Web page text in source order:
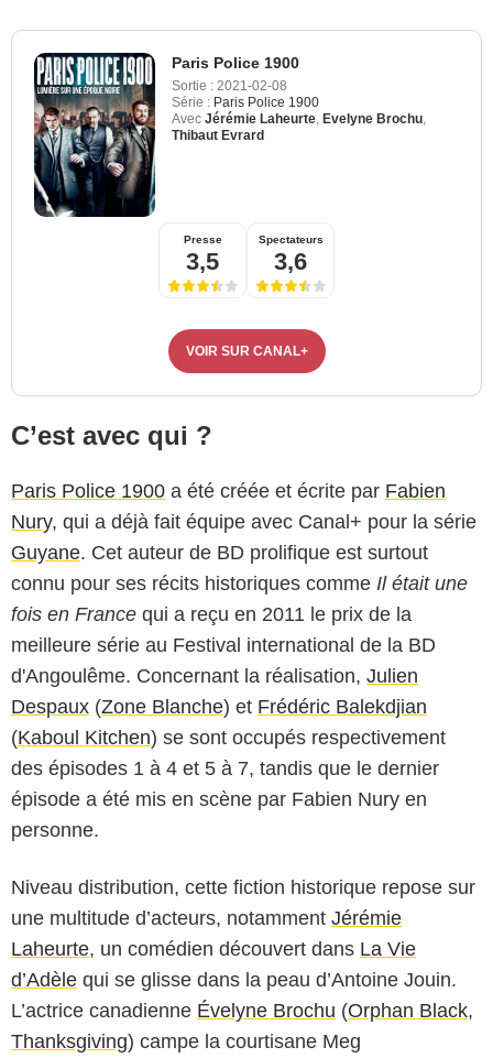
Paris Police 1900
Sortie : 2021-02-08
Série : Paris Police 1900
Avec Jérémie Laheurte Evelyne Brochu
Thibaut Evrard
Presse
3,5
Spectateurs
3,6
VOIR SUR CANAL+
C’est avec qui ?
Paris Police 1900 a été créée et écrite par Fabien
Nury, qui a déjà fait équipe avec Canal+ pour la série
Guyane. Cet auteur de BD prolifique est surtout
connu pour ses récits historiques comme Il était une
fois en France qui a reçu en 2011 le prix de la
meilleure série au Festival international de la BD
d'Angoulême. Concernant la réalisation, Julien
Despaux (Zone Blanche) et Frédéric Balekdjian
(Kaboul Kitchen) se sont occupés respectivement
des épisodes 1 à 4 et 5 à 7, tandis que le dernier
épisode a été mis en scène par Fabien Nury en
personne.
Niveau distribution, cette fiction historique repose sur
une multitude d’acteurs, notamment Jérémie
Laheurte, un comédien découvert dans La Vie
d’Adèle qui se glisse dans la peau d’Antoine Jouin.
L’actrice canadienne Évelyne Brochu (Orphan Black,
Thanksgiving) campe la courtisane Meg